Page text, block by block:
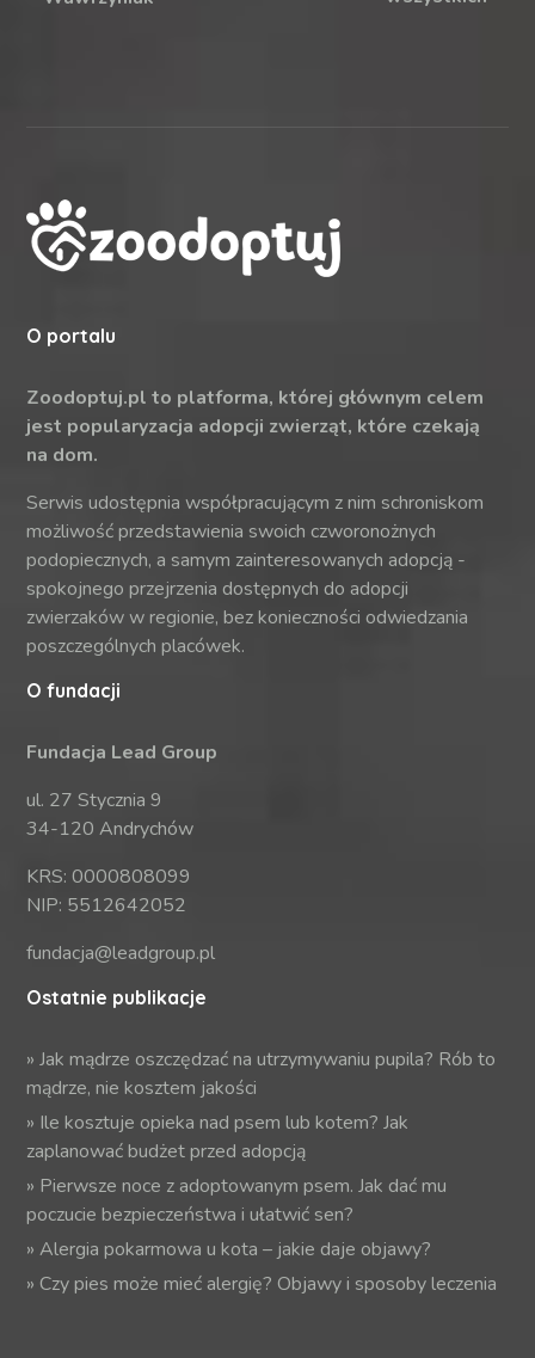
O portalu
Zoodoptuj.pl to platforma, której głównym celem
jest popularyzacja adopcji zwierząt, które czekają
na dom.
Serwis udostępnia współpracującym z nim schroniskom
możliwość przedstawienia swoich czworonożnych
podopiecznych, a samym zainteresowanych adopcją -
spokojnego przejrzenia dostępnych do adopcji
zwierzaków w regionie, bez konieczności odwiedzania
poszczególnych placówek.
O fundacji
Fundacja Lead Group
ul. 27 Stycznia 9
34-120 Andrychów
KRS: 0000808099
NIP: 5512642052
fundacja@leadgroup.pl
Ostatnie publikacje
»Jak mądrze oszczędzać na utrzymywaniu pupila? Rób to
mądrze, nie kosztem jakości
» Ile kosztuje opieka nad psem lub kotem? Jak
zaplanować budżet przed adopcją
» Pierwsze noce z adoptowanym psem. Jak dać mu
poczucie bezpieczeństwa i ułatwić sen?
»Alergia pokarmowa u kota – jakie daje objawy?
»Czy pies może mieć alergię? Objawy i sposoby leczenia